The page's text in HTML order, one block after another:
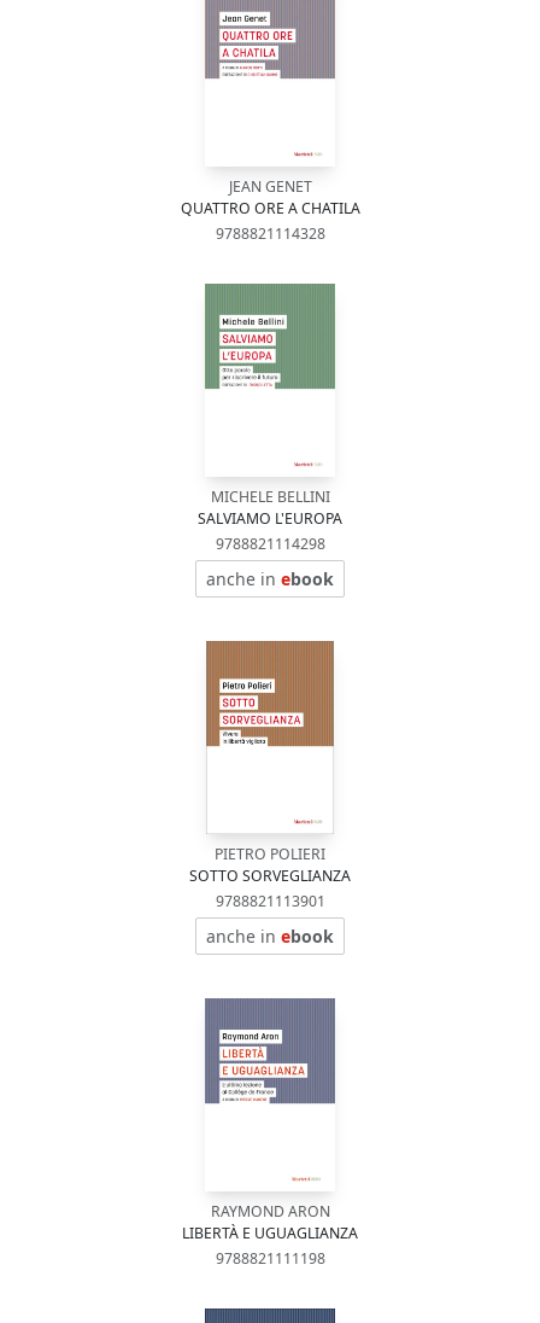
JEAN GENET
QUATTRO ORE A CHATILA
9788821114328
MICHELE BELLINI
SALVIAMO L'EUROPA
9788821114298
anche in ebook
PIETRO POLIERI
SOTTO SORVEGLIANZA
9788821113901
anche in ebook
RAYMOND ARON
LIBERTÀ E UGUAGLIANZA
9788821111198